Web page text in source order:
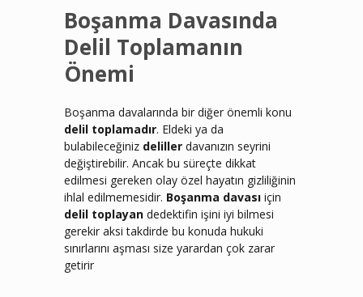
Boşanma Davasında
Delil Toplamanın
Önemi
Boşanma davalarında bir diğer önemli konu
delil toplamadır. Eldeki ya da
bulabileceğiniz deliller davanızın seyrini
değiştirebilir. Ancak bu süreçte dikkat
edilmesi gereken olay özel hayatın gizliliğinin
ihlal edilmemesidir. Boşanma davası için
delil toplayan dedektifin işini iyi bilmesi
gerekir aksi takdirde bu konuda hukuki
sınırlarını aşması size yarardan çok zarar
getirir